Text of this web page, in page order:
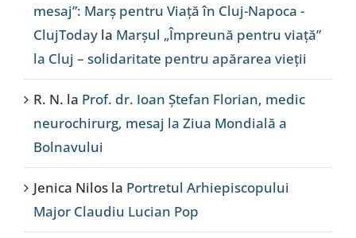
mesaj”: Marș pentru Viață în Cluj-Napoca -
ClujToday la Marșul „Împreună pentru viață”
la Cluj – solidaritate pentru apărarea vieții
R. N. la Prof. dr. Ioan Ștefan Florian, medic
neurochirurg, mesaj la Ziua Mondială a
Bolnavului
Jenica Nilos la Portretul Arhiepiscopului
Major Claudiu Lucian Pop